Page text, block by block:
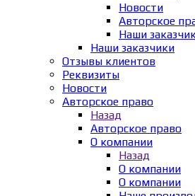
Новости
Авторское
Наши
Наши заказчики
Отзывы клиентов
Реквизиты
Новости
Авторское право
Назад
Авторское право
О компании
Назад
О компании
О компании